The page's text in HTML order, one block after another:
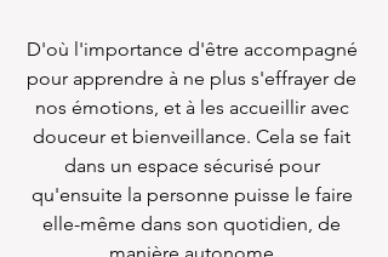
D'où l'importance d'être accompagné
pour apprendre à ne plus s'effrayer de
nos émotions, et à les accueillir avec
douceur et bienveillance. Cela se fait
dans un espace sécurisé pour
qu'ensuite la personne puisse le faire
elle-même dans son quotidien, de